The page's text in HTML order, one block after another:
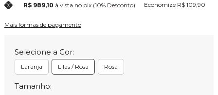
R$ 989,10 à vista no pix (10% Desconto) Economize R$ 109,90
Mais formas de pagamento
Selecione a Cor:
Laranja Lilas / Rosa Rosa
Tamanho: